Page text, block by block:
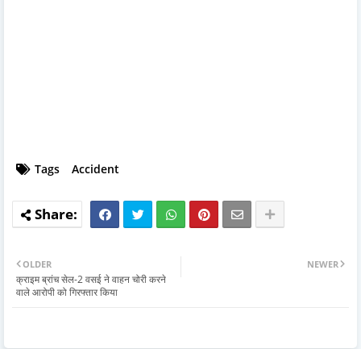
Tags Accident
NEWER
OLDER
क्राइम ब्रांच सेल-2 वसई ने वाहन चोरी करने
वाले आरोपी को गिरफ्तार किया